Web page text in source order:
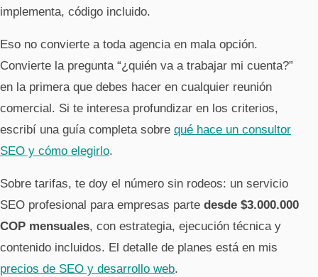
implementa, código incluido.
Eso no convierte a toda agencia en mala opción.
Convierte la pregunta “¿quién va a trabajar mi cuenta?”
en la primera que debes hacer en cualquier reunión
comercial. Si te interesa profundizar en los criterios,
escribí una guía completa sobre qué hace un consultor
SEO y cómo elegirlo.
Sobre tarifas, te doy el número sin rodeos: un servicio
SEO profesional para empresas parte desde $3.000.000
COP mensuales, con estrategia, ejecución técnica y
contenido incluidos. El detalle de planes está en mis
precios de SEO y desarrollo web.